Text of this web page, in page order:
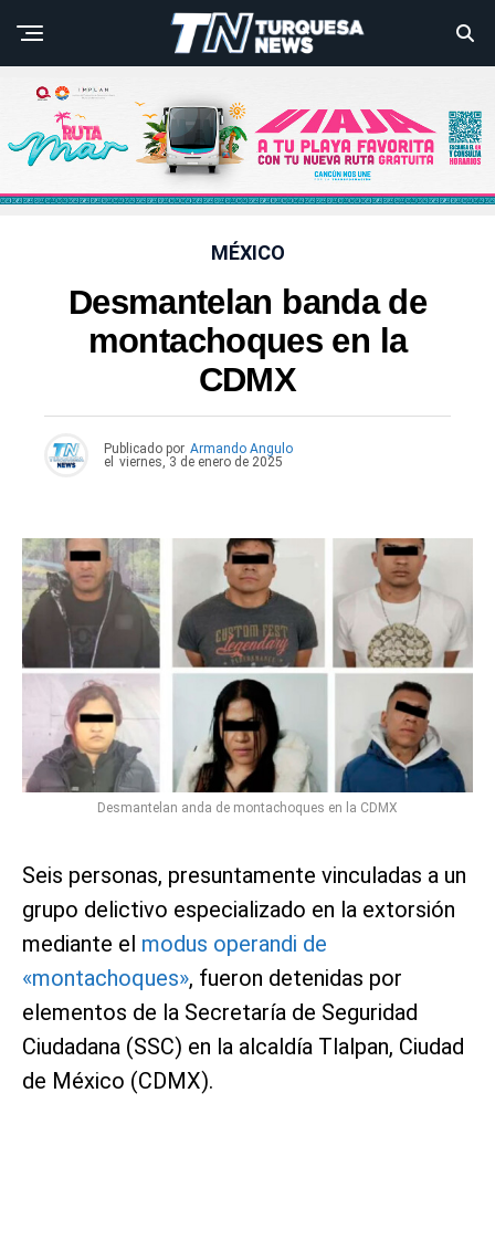
MÉXICO
Desmantelan banda de
montachoques en la
CDMX
Publicado por Armando Angulo
el viernes, 3 de enero de 2025
Desmantelan anda de montachoques en la CDMX
Seis personas, presuntamente vinculadas a un
grupo delictivo especializado en la extorsión
mediante el modus operandi de
«montachoques», fueron detenidas por
elementos de la Secretaría de Seguridad
Ciudadana (SSC) en la alcaldía Tlalpan, Ciudad
de México (CDMX).